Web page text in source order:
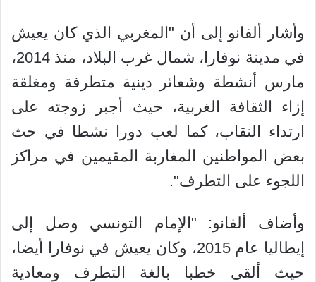
وأشار ألفانو إلى أن "المغربي الذي كان يعيش
في مدينة نوفارا، شمال غرب البلاد، منذ 2014،
مارس أنشطة وشعائر دينية متطرفة ومغلقة
إزاء الثقافة الغربية، حيث أجبر زوجته على
ارتداء النقاب، كما لعب دورا نشطا في حث
بعض المواطنين المغاربة المقيمين في مراكز
اللجوء على التطرف".
وأضاف ألفانو: "الإمام التونسي وصل إلى
إيطاليا عام 2015، وكان يعيش في نوفارا أيضا،
حيث ألقى خطبا بالغة التطرف ومعادية